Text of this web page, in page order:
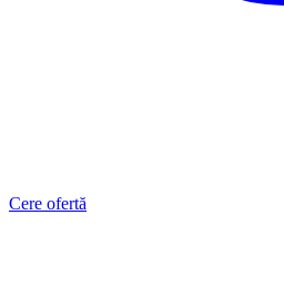
Cere ofertă